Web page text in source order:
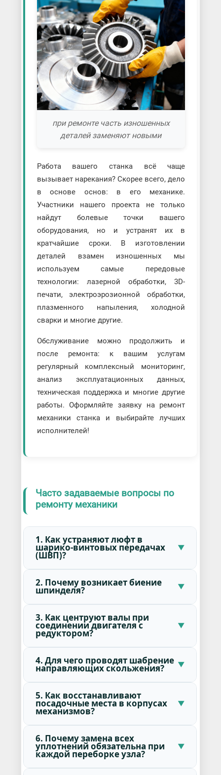
при ремонте часть изношенных
деталей заменяют новыми
Работа вашего станка всё чаще
вызывает нарекания? Скорее всего, дело
в основе основ: в его механике.
Участники нашего проекта не только
найдут болевые точки вашего
оборудования, но и устранят их в
кратчайшие сроки. В изготовлении
деталей взамен изношенных мы
используем самые передовые
технологии: лазерной обработки, 3D-
печати, электроэрозионной обработки,
плазменного напыления, холодной
сварки и многие другие.
Обслуживание можно продолжить и
после ремонта: к вашим услугам
регулярный комплексный мониторинг,
анализ эксплуатационных данных,
техническая поддержка и многие другие
работы. Оформляйте заявку на ремонт
механики станка и выбирайте лучших
исполнителей!
Часто задаваемые вопросы по
ремонту механики
1. Как устраняют люфт в
шарико-винтовых передачах
(ШВП)?
2. Почему возникает биение
шпинделя?
3. Как центруют валы при
соединении двигателя с
редуктором?
4. Для чего проводят шабрение
направляющих скольжения?
5. Как восстанавливают
посадочные места в корпусах
механизмов?
6. Почему замена всех
уплотнений обязательна при
каждой переборке узла?